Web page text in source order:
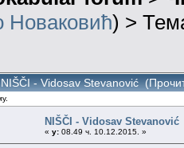
Новаковић) >
- Vidosav Stevanović
NIŠČI - Vidosav Stevanović
« у: 08.49 ч. 10.12.2015. »